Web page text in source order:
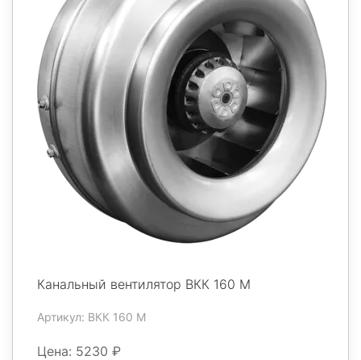
Канальный вентилятор ВКК 160 М
Артикул: ВКК 160 М
Цена: 5230 ₽